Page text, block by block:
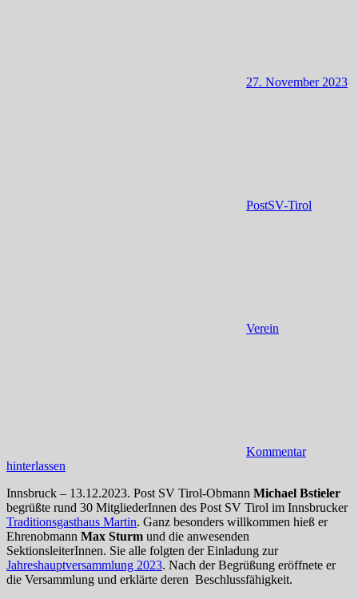
27. November 2023
PostSV-Tirol
Verein
Kommentar
hinterlassen
Innsbruck – 13.12.2023. Post SV Tirol-Obmann Michael Bstieler
begrüßte rund 30 MitgliederInnen des Post SV Tirol im Innsbrucker
Traditionsgasthaus Martin. Ganz besonders willkommen hieß er
Ehrenobmann Max Sturm und die anwesenden
SektionsleiterInnen. Sie alle folgten der Einladung zur
Jahreshauptversammlung 2023. Nach der Begrüßung eröffnete er
die Versammlung und erklärte deren Beschlussfähigkeit.